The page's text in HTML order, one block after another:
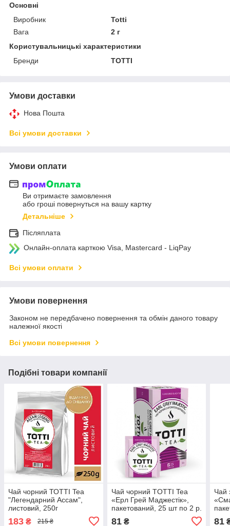
Основні
Виробник
Totti
Вага
2 г
Користувальницькі характеристики
Бренди
TOTTI
Умови доставки
Нова Пошта
Всі умови доставки
Умови оплати
Ви отримаєте замовлення
або гроші повернуться на вашу картку
Детальніше
Післяплата
Онлайн-оплата карткою Visa, Mastercard - LiqPay
Всі умови оплати
Умови повернення
Законом не передбачено повернення та обмін даного товару
належної якості
Всі умови повернення
Подібні товари компанії
Чай чорний ТОТТІ Tea
"Легендарний Ассам",
листовий, 250г
183 ₴ 215 ₴
Чай чорний TOTTI Tea
«Ерл Грей Маджестік»,
пакетований, 25 шт по 2 р.
81₴
Чай
81